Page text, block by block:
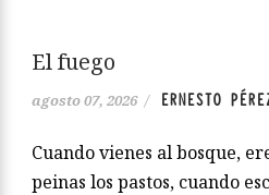
El fuego
agosto 07, 2026 / ERNESTO
Cuando vienes al bosque,
peinas los pastos, cuando